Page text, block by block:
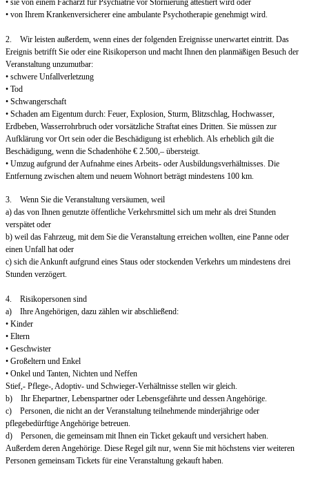
• sie von einem Facharzt für Psychiatrie vor Stornierung attestiert wird oder
• von Ihrem Krankenversicherer eine ambulante Psychotherapie genehmigt wird.
2. Wir leisten außerdem, wenn eines der folgenden Ereignisse unerwartet eintritt. Das
Ereignis betrifft Sie oder eine Risikoperson und macht Ihnen den planmäßigen Besuch der
Veranstaltung unzumutbar:
• schwere Unfallverletzung
• Tod
• Schwangerschaft
• Schaden am Eigentum durch: Feuer, Explosion, Sturm, Blitzschlag, Hochwasser,
Erdbeben, Wasserrohrbruch oder vorsätzliche Straftat eines Dritten. Sie müssen zur
Aufklärung vor Ort sein oder die Beschädigung ist erheblich. Als erheblich gilt die
Beschädigung, wenn die Schadenhöhe € 2.500,– übersteigt.
• Umzug aufgrund der Aufnahme eines Arbeits- oder Ausbildungsverhältnisses. Die
Entfernung zwischen altem und neuem Wohnort beträgt mindestens 100 km.
3. Wenn Sie die Veranstaltung versäumen, weil
a) das von Ihnen genutzte öffentliche Verkehrsmittel sich um mehr als drei Stunden
verspätet oder
b) weil das Fahrzeug, mit dem Sie die Veranstaltung erreichen wollten, eine Panne oder
einen Unfall hat oder
c) sich die Ankunft aufgrund eines Staus oder stockenden Verkehrs um mindestens drei
Stunden verzögert.
4. Risikopersonen sind
a) Ihre Angehörigen, dazu zählen wir abschließend:
• Kinder
• Eltern
• Geschwister
• Großeltern und Enkel
• Onkel und Tanten, Nichten und Neffen
Stief,- Pflege-, Adoptiv- und Schwieger-Verhältnisse stellen wir gleich.
b) Ihr Ehepartner, Lebenspartner oder Lebensgefährte und dessen Angehörige.
c) Personen, die nicht an der Veranstaltung teilnehmende minderjährige oder
pflegebedürftige Angehörige betreuen.
d) Personen, die gemeinsam mit Ihnen ein Ticket gekauft und versichert haben.
Außerdem deren Angehörige. Diese Regel gilt nur, wenn Sie mit höchstens vier weiteren
Personen gemeinsam Tickets für eine Veranstaltung gekauft haben.